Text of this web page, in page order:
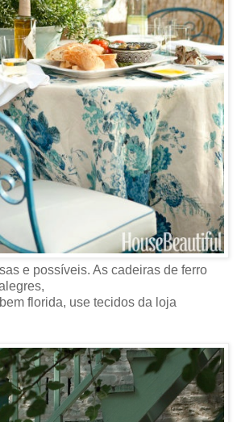
e possíveis. As cadeiras de ferro
florida, use tecidos da loja